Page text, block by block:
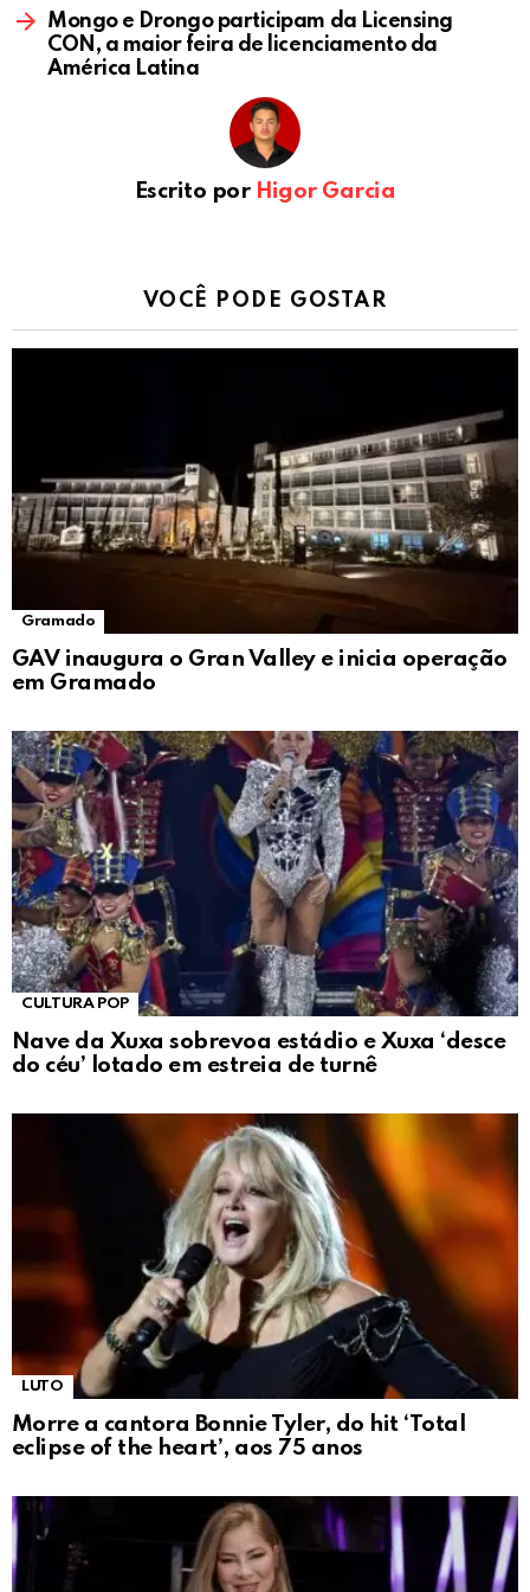
Mongo e Drongo participam da Licensing
CON, a maior feira de licenciamento da
América Latina
Escrito por Higor Garcia
VOCÊ PODE GOSTAR
Gramado
GAV inaugura o Gran Valley e inicia operação
em Gramado
CULTURA POP
Nave da Xuxa sobrevoa estádio e Xuxa ‘desce
do céu’ lotado em estreia de turnê
LUTO
Morre a cantora Bonnie Tyler, do hit ‘Total
eclipse of the heart’, aos 75 anos